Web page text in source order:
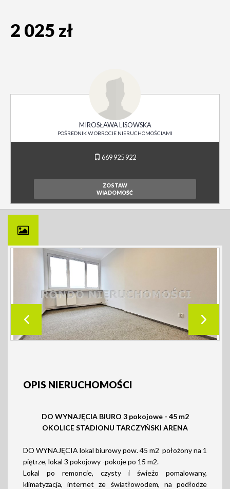
2 025 zł
MIROSŁAWA LISOWSKA
POŚREDNIK W OBROCIE NIERUCHOMOŚCIAMI
669 925 922
ZOSTAW
WIADOMOŚĆ
OPIS NIERUCHOMOŚCI
DO WYNAJĘCIA BIURO 3 pokojowe - 45 m2
OKOLICE STADIONU TARCZYŃSKI ARENA
DO WYNAJĘCIA lokal biurowy pow. 45 m2 położony na 1
piętrze, lokal 3 pokojowy -pokoje po 15 m2.
Lokal po remoncie, czysty i świeżo pomalowany,
klimatyzacja, internet ze światłowodem, na podłodze